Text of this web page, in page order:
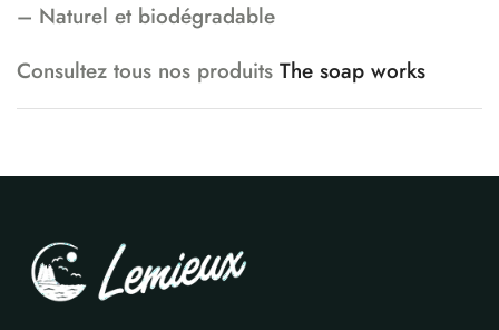
– Naturel et biodégradable
Consultez tous nos produits The soap works